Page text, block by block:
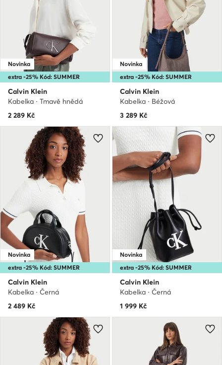
extra -25% Kód: SUMMER
Novinka
Calvin Klein
Kabelka · Tmavě hnědá
2 289 Kč
extra -25% Kód: SUMMER
Novinka
Calvin Klein
Kabelka · Béžová
3 289 Kč
extra -25% Kód: SUMMER
Novinka
Calvin Klein
Kabelka · Černá
2 489 Kč
extra -25% Kód: SUMMER
Novinka
Calvin Klein
Kabelka · Černá
1 999 Kč